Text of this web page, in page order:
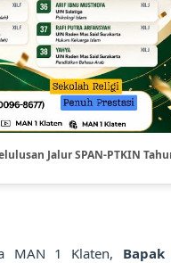
Jalur SPAN-PTKIN
MAN 1 Klaten,